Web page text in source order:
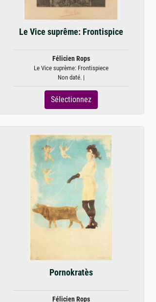
Le Vice suprême: Frontispice
Félicien Rops
Le Vice suprème: Frontispiece
Non daté. |
Sélectionnez
Pornokratès
Félicien Rops